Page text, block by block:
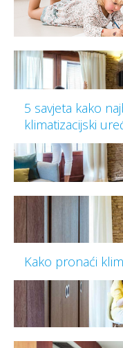
5 savjeta kako
klimatizacijski
Kako pronaći